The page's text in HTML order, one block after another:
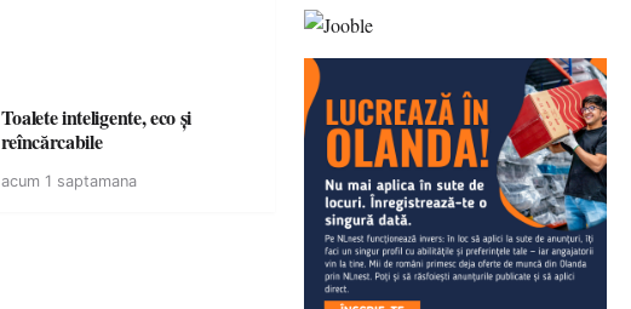
Toalete inteligente, eco și
reîncărcabile
acum 1 saptamana